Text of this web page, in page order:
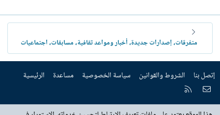
متفرقات، إصدارات جديدة، أخبار ومواعد ثقافية، مسابقات، اجتماعيات
إتصل بنا الشروط والقوانين سياسة الخصوصية مساعدة الرئيسية
إتصل بنا